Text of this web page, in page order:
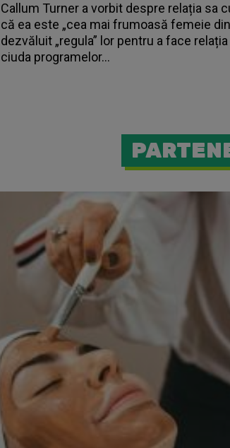
Callum Turner a vorbit despre relația sa
că ea este „cea mai frumoasă femeie
dezvăluit „regula” lor pentru a face
ciuda programelor...